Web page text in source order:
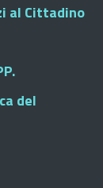
al Cittadino
del